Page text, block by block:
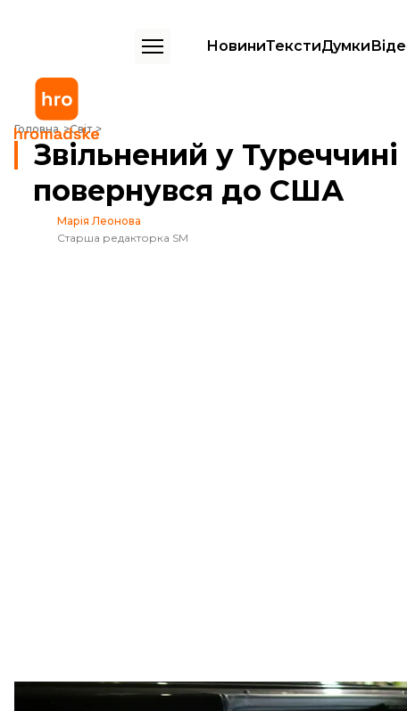
НовиниТекстиДумки
Головна Світ
Звільнений у Туреччині пастор Брансон повернувся до США
Звільнений у
повернувся до США
Марія Леонова
Старша редакторка SM
Американський пастор Ендрю Брансон прибув